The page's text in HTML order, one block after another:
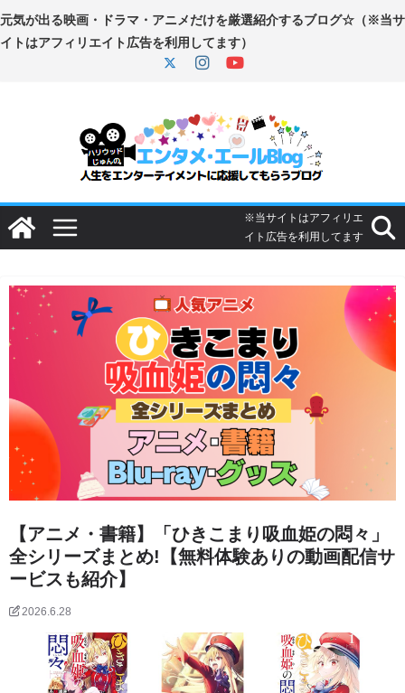
コ
ン
プ
【アニメ・書籍】「ひきこまり吸血姫の悶々」
全シリーズまとめ!【無料体験ありの動画配信サ
ービスも紹介】
2026.6.28